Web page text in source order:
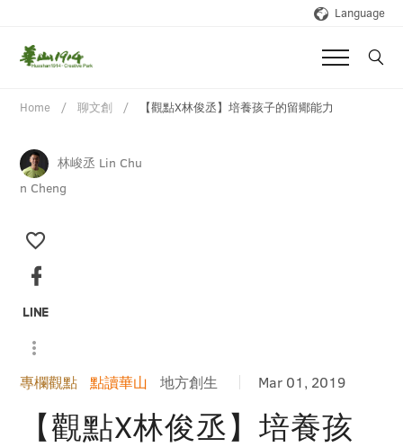
Language
Home 聊文創 【觀點X林俊丞】培養孩子的留鄊能力
林峻丞 Lin Chu
n Cheng
專欄觀點 點讀華山 地方創生 Mar 01, 2019
【觀點X林俊丞】培養孩